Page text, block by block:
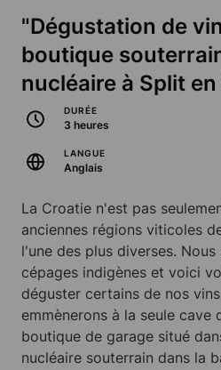
"Dégustation de
boutique
nucléaire à Split
DURÉE
3 heures
LANGUE
Anglais
La Croatie n'est pas
anciennes régions viticoles
l'une des plus diverses.
cépages indigènes et voici
déguster certains de nos
emmènerons à la seule cave
boutique de garage situé
nucléaire souterrain dans la